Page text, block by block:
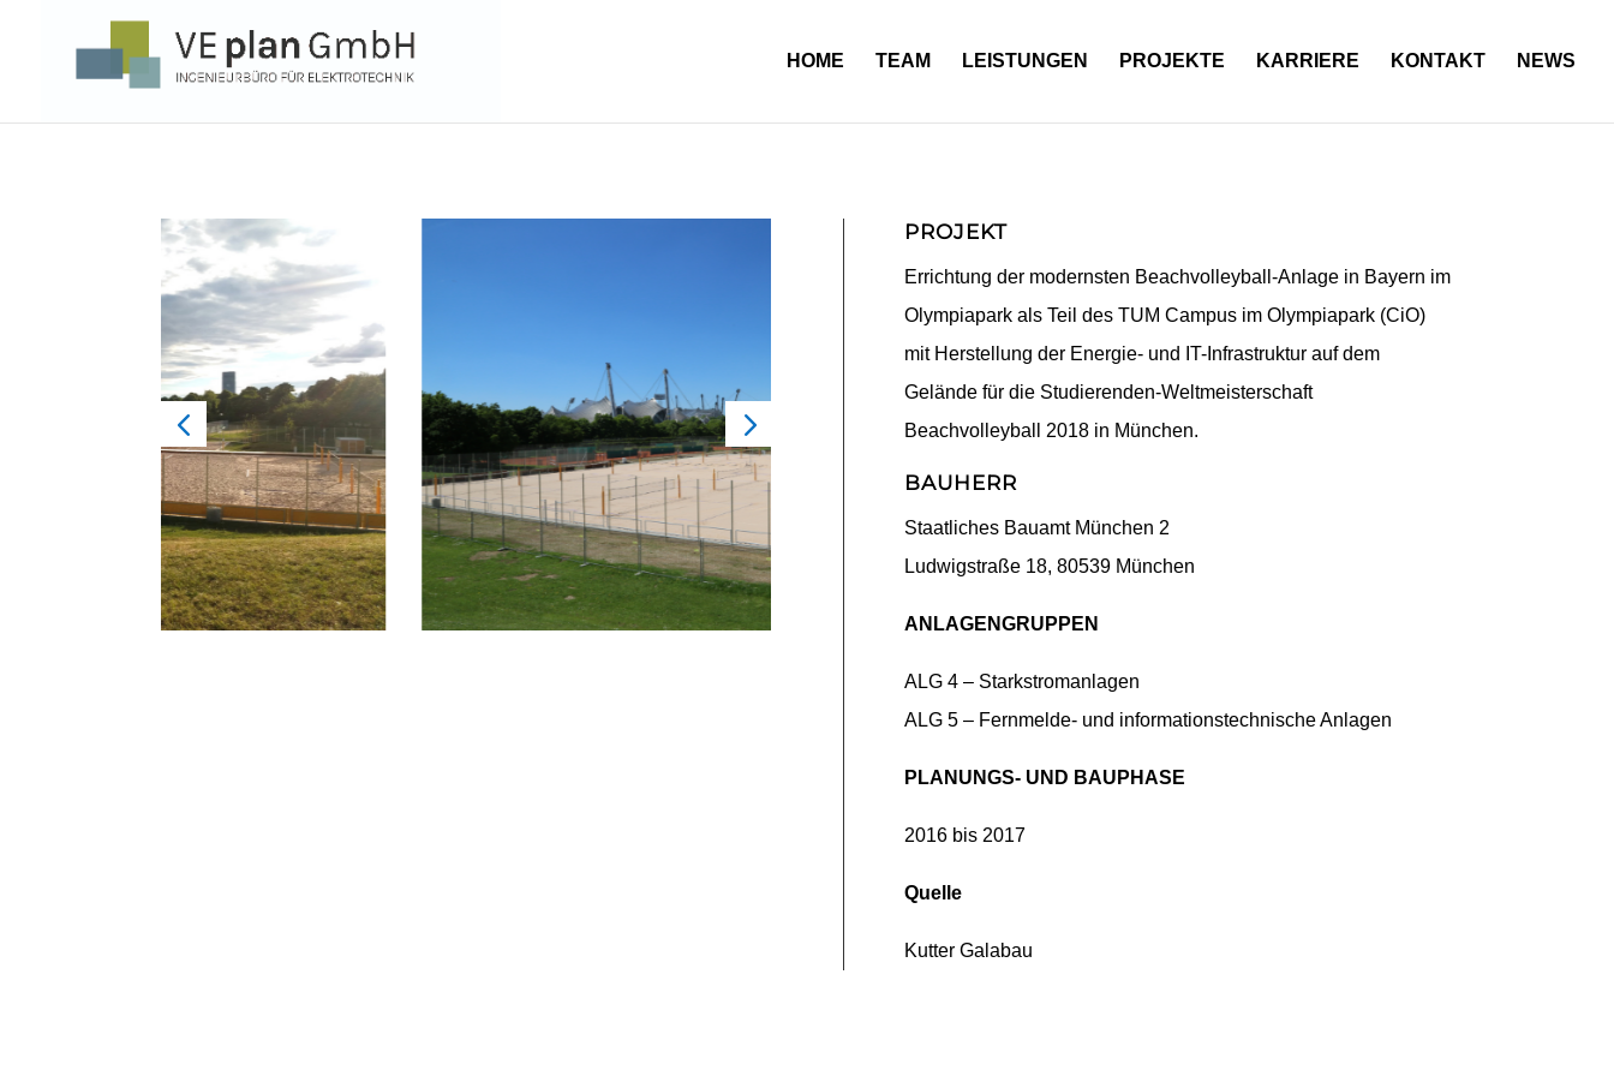
HOME TEAM LEISTUNGEN PROJEKTE KARRIERE KONTAKT NEWS
PROJEKT
Errichtung der modernsten Beachvolleyball-Anlage in Bayern im
Olympiapark als Teil des TUM Campus im Olympiapark (CiO)
mit Herstellung der Energie- und IT-Infrastruktur auf dem
Gelände für die Studierenden-Weltmeisterschaft
Beachvolleyball 2018 in München.
BAUHERR
Staatliches Bauamt München 2
Ludwigstraße 18, 80539 München
ANLAGENGRUPPEN
ALG 4 – Starkstromanlagen
ALG 5 – Fernmelde- und informationstechnische Anlagen
PLANUNGS- UND BAUPHASE
2016 bis 2017
Quelle
Kutter Galabau